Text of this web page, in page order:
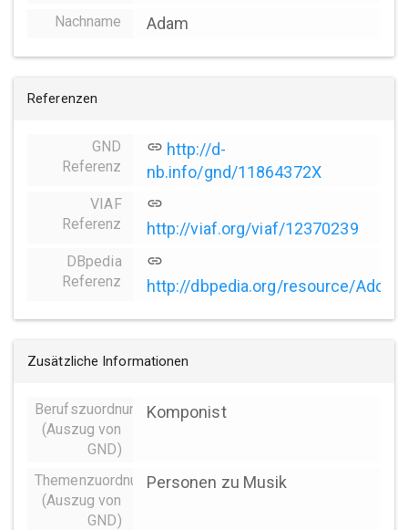
Nachname Adam
Referenzen
GND
Referenz
link http://d-
nb.info/gnd/11864372X
VIAF
Referenz
link
http://viaf.org/viaf/12370239
DBpedia
Referenz
link
http://dbpedia.org/resource/
Zusätzliche Informationen
Berufszuordnungen
(Auszug von
GND)
Komponist
Themenzuordnung
(Auszug von
GND)
Personen zu Musik